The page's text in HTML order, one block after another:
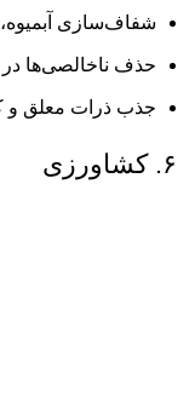
شفاف‌سازی
حذف ناخالصی‌ها در
جذب ذرات معلق
۶. کشاورزی